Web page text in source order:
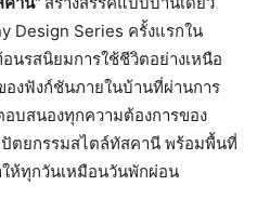
Design Series ครั้งแรกใน
นรสนิยมการใช้ชีวิตอย่างเหนือ
งฟังก์ชันภายในบ้านที่ผ่านการ
บสนองทุกความต้องการของ
ตยกรรมสไตล์ทัสคานี พร้อมพื้นที่
ห้ทุกวันเหมือนวันพักผ่อน